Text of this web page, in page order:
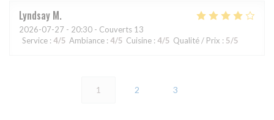
Lyndsay M
2026-07-27 - 20:30 - Couverts 13
Service : 4/5 Ambiance : 4/5 Cuisine : 4/5 Qualité / Prix : 5/5
1 2 3